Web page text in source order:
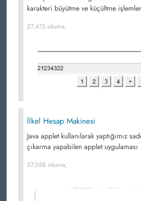
karakteri büyütme ve küçültme
27,473 okuma,
İlkel Hesap Makinesi
Java applet kullanılarak yaptığımız
çıkarma yapabilen applet uygulaması
27,058 okuma,